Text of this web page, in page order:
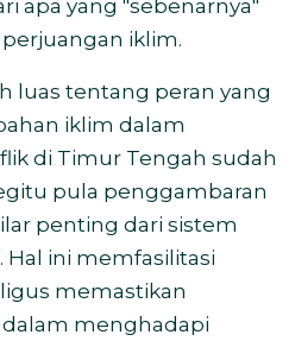
apa yang "sebenarnya"
iklim.
luas tentang peran yang
iklim dalam
di Timur Tengah sudah
pula penggambaran
penting dari sistem
Hal ini memfasilitasi
memastikan
menghadapi